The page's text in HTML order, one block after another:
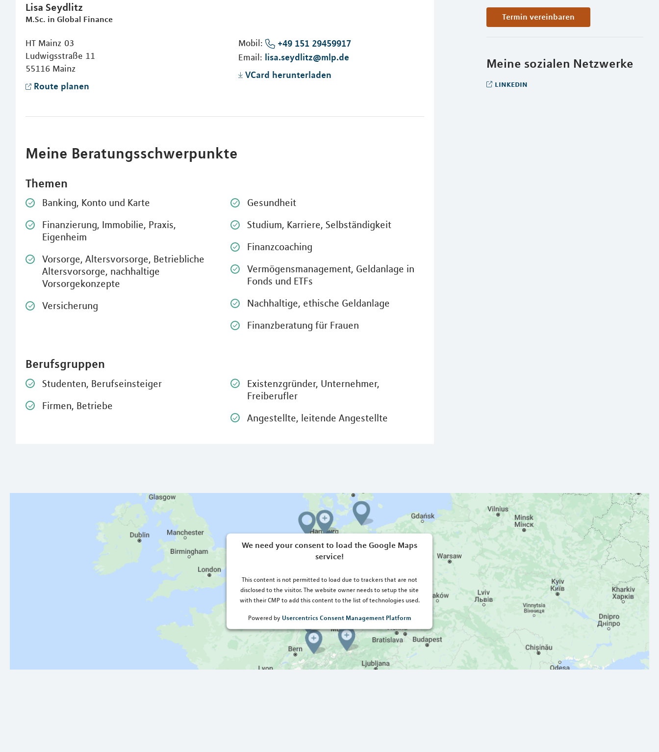
Termin vereinbaren
Meine sozialen Netzwerke
linkedin
Lisa Seydlitz
M.Sc. in Global Finance
HT Mainz 03
Ludwigsstraße 11
55116 Mainz
Route planen
Mobil:
+49 151 29459917
Email: lisa.seydlitz@mlp.de
VCard herunterladen
Meine Beratungsschwerpunkte
Themen
Banking, Konto und Karte
Finanzierung, Immobilie, Praxis,
Eigenheim
Vorsorge, Altersvorsorge, Betriebliche
Altersvorsorge, nachhaltige
Vorsorgekonzepte
Versicherung
Gesundheit
Studium, Karriere, Selbständigkeit
Finanzcoaching
Vermögensmanagement, Geldanlage in
Fonds und ETFs
Nachhaltige, ethische Geldanlage
Finanzberatung für Frauen
Berufsgruppen
Studenten, Berufseinsteiger
Firmen, Betriebe
Existenzgründer, Unternehmer,
Freiberufler
Angestellte, leitende Angestellte
We need your consent to load the Google Maps
service!
This content is not permitted to load due to trackers that are not
disclosed to the visitor. The website owner needs to setup the site
with their CMP to add this content to the list of technologies used.
Powered by Usercentrics Consent Management Platform